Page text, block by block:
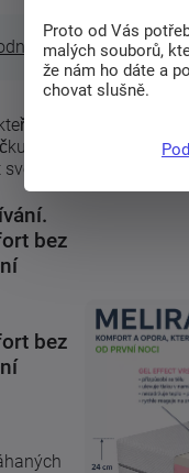
(0)
hledají skutečné
a přesto stabilní
a zdravé prostředí
bez
bez
Proto od Vás
malých souborů,
že nám ho dáte a
chovat slušně.